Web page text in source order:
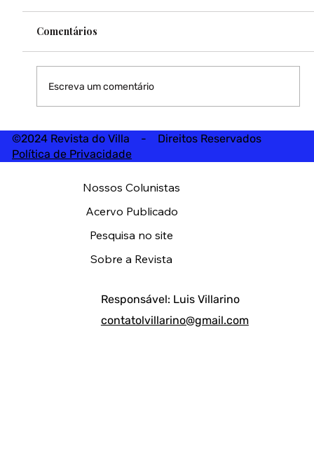
Comentários
Escreva um comentário
©2024 Revista do Villa - Direitos Reservados
Política de Privacidade
Responsável: Luis Villarino
contatolvillarino@gmail.com
Nossos Colunistas
Acervo Publicado
Pesquisa no site
Sobre a Revista